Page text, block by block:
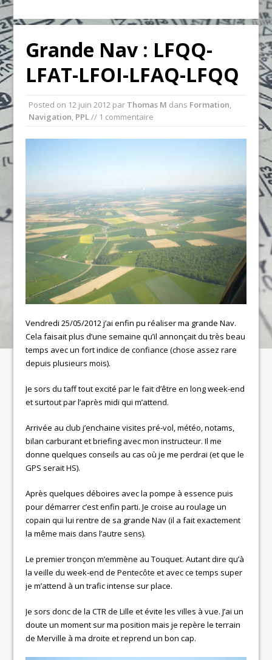
Grande Nav : LFQQ-
LFAT-LFOI-LFAQ-LFQQ
Posted on 12 juin 2012 par Thomas M dans Formation,
Navigation, PPL// 1 commentaire
Vendredi 25/05/2012 j’ai enfin pu réaliser ma grande Nav.
Cela faisait plus d’une semaine qu’il annonçait du très beau
temps avec un fort indice de confiance (chose assez rare
depuis plusieurs mois).
Je sors du taff tout excité par le fait d’être en long week-end
et surtout par l’après midi qui m’attend.
Arrivée au club j’enchaine visites pré-vol, météo, notams,
bilan carburant et briefing avec mon instructeur. Il me
donne quelques conseils au cas où je me perdrai (et que le
GPS serait HS).
Après quelques déboires avec la pompe à essence puis
pour démarrer c’est enfin parti. Je croise au roulage un
copain qui lui rentre de sa grande Nav (il a fait exactement
la même mais dans l’autre sens).
Le premier tronçon m’emmène au Touquet. Autant dire qu’à
la veille du week-end de Pentecôte et avec ce temps super
je m’attend à un trafic intense sur place.
Je sors donc de la CTR de Lille et évite les villes à vue. J’ai un
doute un moment sur ma position mais je repère le terrain
de Merville à ma droite et reprend un bon cap.